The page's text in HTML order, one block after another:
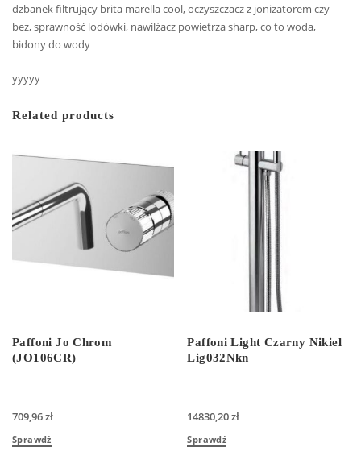
dzbanek filtrujący brita marella cool, oczyszczacz z jonizatorem czy
bez, sprawność lodówki, nawilżacz powietrza sharp, co to woda,
bidony do wody
yyyyy
Related products
Paffoni Jo Chrom
(JO106CR)
709,96zł
Sprawdź
Paffoni Light Czarny Nikiel
Lig032Nkn
14830,20zł
Sprawdź